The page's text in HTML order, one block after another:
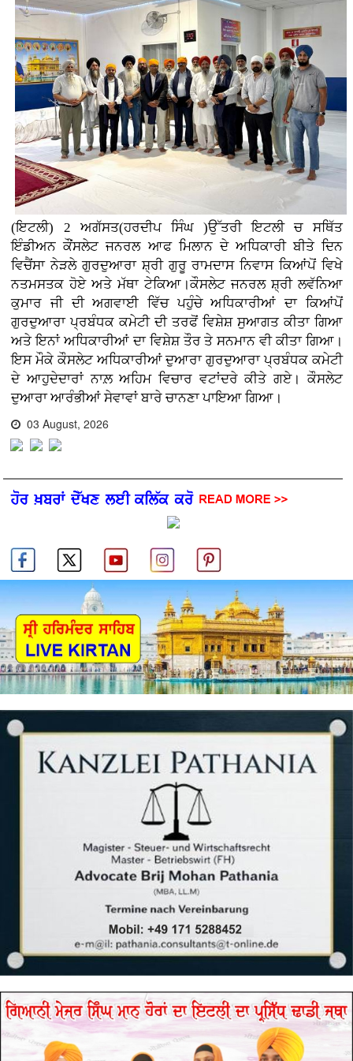
(ਇਟਲੀ) 2 ਅਗੱਸਤ(ਹਰਦੀਪ ਸਿੰਘ )ਉੱਤਰੀ ਇਟਲੀ ਚ ਸਥਿੱਤ
ਇੰਡੀਅਨ ਕੌਂਸਲੇਟ ਜਨਰਲ ਆਫ ਮਿਲਾਨ ਦੇ ਅਧਿਕਾਰੀ ਬੀਤੇ ਦਿਨ
ਵਿਚੈਂਸਾ ਨੇੜਲੇ ਗੁਰਦੁਆਰਾ ਸ਼੍ਰੀ ਗੁਰੂ ਰਾਮਦਾਸ ਨਿਵਾਸ ਕਿਆਂਪੋਂ ਵਿਖੇ
ਨਤਮਸਤਕ ਹੋਏ ਅਤੇ ਮੱਥਾ ਟੇਕਿਆ।ਕੌਸਲੇਟ ਜਨਰਲ ਸ਼੍ਰੀ ਲਵੱਨਿਆ
ਕੁਮਾਰ ਜੀ ਦੀ ਅਗਵਾਈ ਵਿੱਚ ਪਹੁੰਚੇ ਅਧਿਕਾਰੀਆਂ ਦਾ ਕਿਆਂਪੋਂ
ਗੁਰਦੁਆਰਾ ਪ੍ਰਬੰਧਕ ਕਮੇਟੀ ਦੀ ਤਰਫੋਂ ਵਿਸ਼ੇਸ਼ ਸੁਆਗਤ ਕੀਤਾ ਗਿਆ
ਅਤੇ ਇਨਾਂ ਅਧਿਕਾਰੀਆਂ ਦਾ ਵਿਸ਼ੇਸ਼ ਤੌਰ ਤੇ ਸਨਮਾਨ ਵੀ ਕੀਤਾ ਗਿਆ।
ਇਸ ਮੌਕੇ ਕੌਸਲੇਟ ਅਧਿਕਾਰੀਆਂ ਦੁਆਰਾ ਗੁਰਦੁਆਰਾ ਪ੍ਰਬੰਧਕ ਕਮੇਟੀ
ਦੇ ਆਹੁਦੇਦਾਰਾਂ ਨਾਲ਼ ਅਹਿਮ ਵਿਚਾਰ ਵਟਾਂਦਰੇ ਕੀਤੇ ਗਏ। ਕੌਸਲੇਟ
ਦੁਆਰਾ ਆਰੰਭੀਆਂ ਸੇਵਾਵਾਂ ਬਾਰੇ ਚਾਨਣਾ ਪਾਇਆ ਗਿਆ।
03 August, 2026